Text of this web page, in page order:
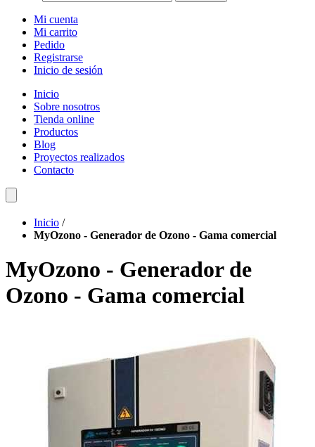
Mi cuenta
Mi carrito
Pedido
Registrarse
Inicio de sesión
Inicio
Sobre nosotros
Tienda online
Productos
Blog
Proyectos realizados
Contacto
Inicio /
MyOzono - Generador de Ozono - Gama comercial
MyOzono - Generador de
Ozono - Gama comercial